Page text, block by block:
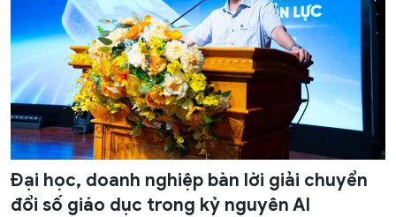
Đại học, doanh nghiệp bàn lời giải chuyển
đổi số giáo dục trong kỷ nguyên AI